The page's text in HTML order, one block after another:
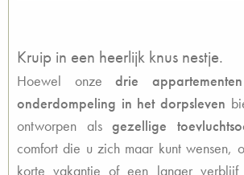
Kruip in een heerlijk knus nestje.
Hoewel onzedrie appartementen
onderdompeling in het dorpsleven
ontworpen alsgezellige
comfort die u zich maar kunt wensen,
korte vakantie of een langer verblijf